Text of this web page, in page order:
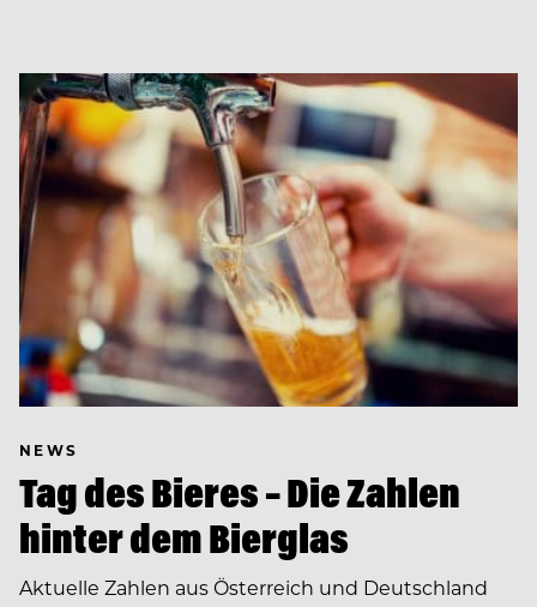
NEWS
Tag des Bieres – Die Zahlen
hinter dem Bierglas
Aktuelle Zahlen aus Österreich und Deutschland